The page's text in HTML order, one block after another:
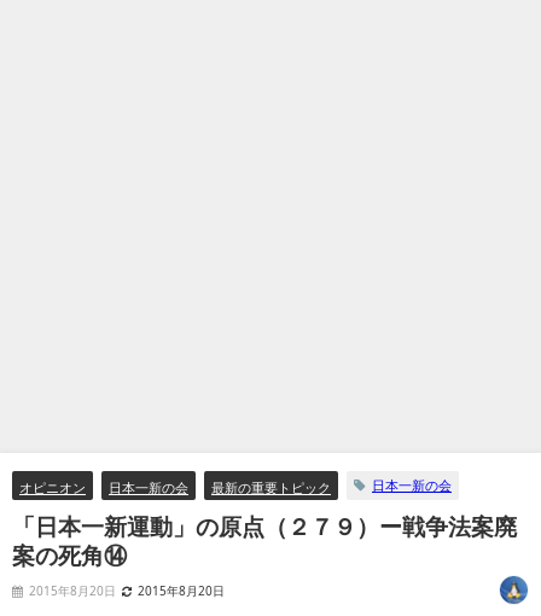
オピニオン 日本一新の会 最新の重要トピック 日本一新の会
「日本一新運動」の原点（２７９）ー戦争法案廃
案の死角⑭
2015年8月20日 2015年8月20日